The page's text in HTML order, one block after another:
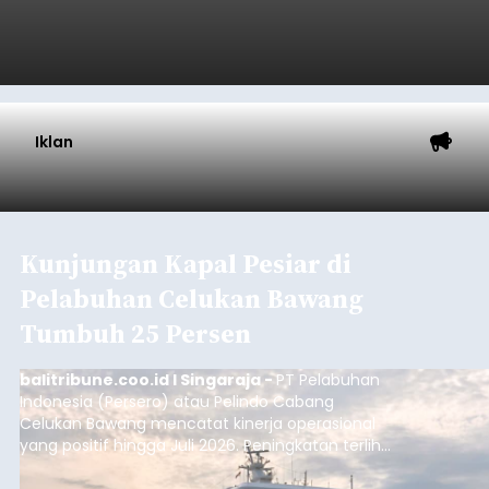
Iklan
Kunjungan Kapal Pesiar di
Pelabuhan Celukan Bawang
Tumbuh 25 Persen
balitribune.coo.id I Singaraja -PT Pelabuhan
Indonesia (Persero) atau Pelindo Cabang
Celukan Bawang mencatat kinerja operasional
yang positif hingga Juli 2026. Peningkatan terlihat
dari arus kapal yang mencapai 1,48 juta Gross